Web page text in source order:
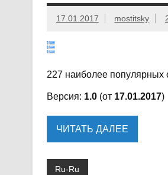
17.01.2017 mostitsky
227 наиболее популярных
Версия: 1.0(от 17.01.2017)
ЧИТАТЬ ДАЛЕЕ
Ru-Ru